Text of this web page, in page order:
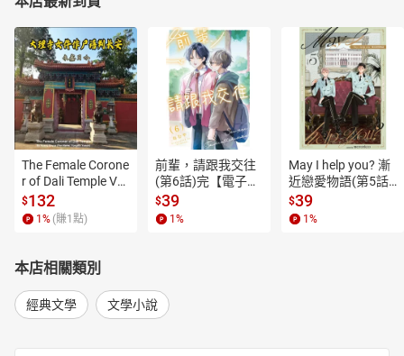
The Female Corone
r of Dali Temple Vo
l.6【有聲書】
$132
1 % (賺1 點)
前輩，請跟我交往
(第6話)完【電子
書】
$39
1 %
May I help you? 漸
近戀愛物語(第5話)
【電子書】
$39
1 %
本店相關類別
經典文學 文學小說